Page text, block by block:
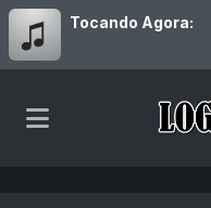
Tocando Agora: